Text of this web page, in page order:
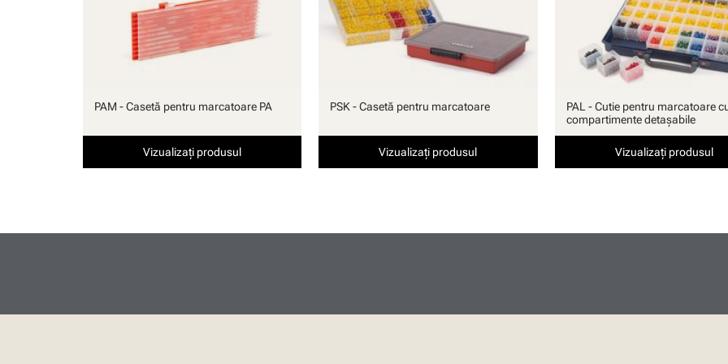
PAM - Casetă pentru marcatoare PA
Vizualizați produsul
PSK - Casetă pentru marcatoare
Vizualizați produsul
PAL - Cutie pentru marcatoare
compartimente detaşabile
Vizualizați produsul